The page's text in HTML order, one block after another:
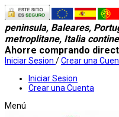
peninsula, Baleares,
metroplitane, Italia
Ahorre comprando
Iniciar Sesion /Crear una
Iniciar Sesion
Crear una Cuenta
Menú